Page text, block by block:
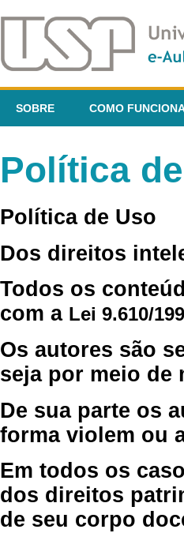
SOBRE COMO
Política
Política de Uso
Dos direitos
Todos os
com a Lei 9.610/
Os autores são
seja por meio de
De sua parte os
forma violem ou
Em todos os
dos direitos
de seu corpo